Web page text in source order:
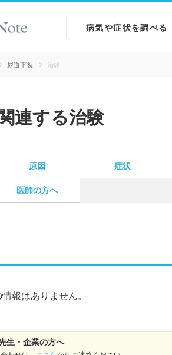
病気や症状を調べる
病気を調べる
検査を調べる
尿道下裂 治験
連する治験
原因 症状
医師の方へ
報はありません。
生・企業の方へ